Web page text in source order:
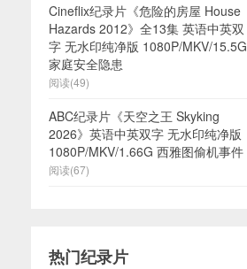
Cineflix纪录片《危险的房屋 House
Hazards 2012》全13集 英语中英双
字 无水印纯净版 1080P/MKV/15.5G
家庭安全隐患
阅读(49)
ABC纪录片《天空之王 Skyking
2026》英语中英双字 无水印纯净版
1080P/MKV/1.66G 西雅图偷机事件
阅读(67)
热门纪录片